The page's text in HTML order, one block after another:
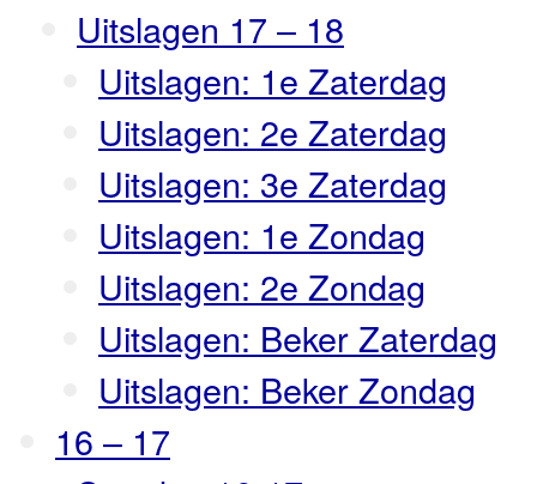
Uitslagen 17 – 18
Uitslagen: 1e Zaterdag
Uitslagen: 2e Zaterdag
Uitslagen: 3e Zaterdag
Uitslagen: 1e Zondag
Uitslagen: 2e Zondag
Uitslagen: Beker Zaterdag
Uitslagen: Beker Zondag
16 – 17